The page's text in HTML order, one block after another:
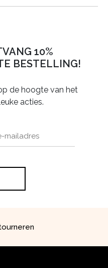
10%
BESTELLING!
de hoogte van het
acties.